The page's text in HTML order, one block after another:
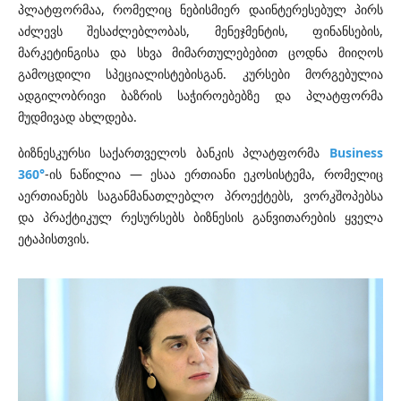
პლატფორმაა, რომელიც ნებისმიერ დაინტერესებულ პირს
აძლევს შესაძლებლობას, მენეჯმენტის, ფინანსების,
მარკეტინგისა და სხვა მიმართულებებით ცოდნა მიიღოს
გამოცდილი სპეციალისტებისგან. კურსები მორგებულია
ადგილობრივი ბაზრის საჭიროებებზე და პლატფორმა
მუდმივად ახლდება.
ბიზნესკურსი საქართველოს ბანკის პლატფორმა Business
360°-ის ნაწილია — ესაა ერთიანი ეკოსისტემა, რომელიც
აერთიანებს საგანმანათლებლო პროექტებს, ვორკშოპებსა
და პრაქტიკულ რესურსებს ბიზნესის განვითარების ყველა
ეტაპისთვის.